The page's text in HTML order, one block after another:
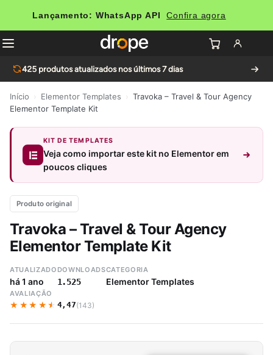
Lançamento: WhatsApp API Confira agora
425 produtos atualizados nos últimos 7 dias
Início Elementor Templates
Travoka – Travel & Tour Agency
Elementor Template Kit
KIT DE TEMPLATES
Veja como importar este kit no Elementor em
poucos cliques
Produto original
Travoka – Travel & Tour Agency
Elementor Template Kit
ATUALIZADO
há 1 ano
DOWNLOADS
1.525
CATEGORIA
Elementor Templates
AVALIAÇÃO
★★★★★
★★★★★ 4,47(143)